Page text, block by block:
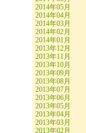
2014年05月
2014年04月
2014年03月
2014年02月
2014年01月
2013年12月
2013年11月
2013年10月
2013年09月
2013年08月
2013年07月
2013年06月
2013年05月
2013年04月
2013年03月
2013年02月